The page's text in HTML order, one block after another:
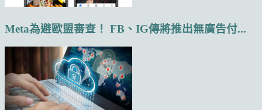
Meta為避歐盟審查！ FB、IG傳將推出無廣告付...